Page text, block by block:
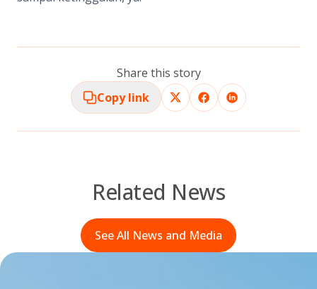
Share this story
Copy link
Related News
See All News and Media